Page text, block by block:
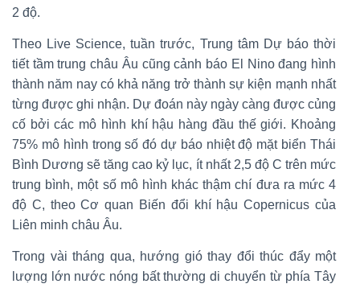
2 độ.
Theo Live Science, tuần trước, Trung tâm Dự báo thời
tiết tầm trung châu Âu cũng cảnh báo El Nino đang hình
thành năm nay có khả năng trở thành sự kiện mạnh nhất
từng được ghi nhận. Dự đoán này ngày càng được củng
cố bởi các mô hình khí hậu hàng đầu thế giới. Khoảng
75% mô hình trong số đó dự báo nhiệt độ mặt biển Thái
Bình Dương sẽ tăng cao kỷ lục, ít nhất 2,5 độ C trên mức
trung bình, một số mô hình khác thậm chí đưa ra mức 4
độ C, theo Cơ quan Biến đổi khí hậu Copernicus của
Liên minh châu Âu.
Trong vài tháng qua, hướng gió thay đổi thúc đẩy một
lượng lớn nước nóng bất thường di chuyển từ phía Tây